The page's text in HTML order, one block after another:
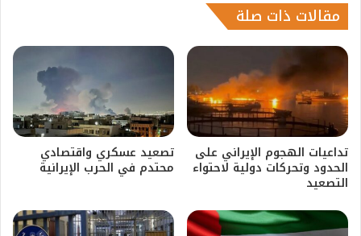
مقالات ذات صلة
تداعيات الهجوم الإيراني على
الحدود وتحركات دولية لاحتواء
التصعيد
تصعيد عسكري واقتصادي
محتدم في الحرب الإيرانية